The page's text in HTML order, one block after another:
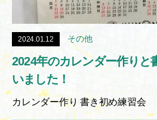
2024.01.12 その他
2024年のカレンダー作りと
いました！
カレンダー作り 書き初め練習会